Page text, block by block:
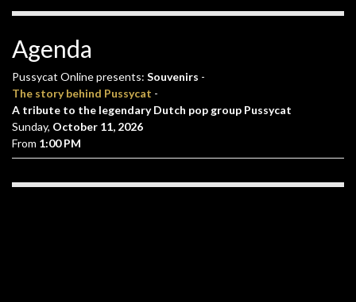
Agenda
Pussycat Online presents: Souvenirs -
The story behind Pussycat -
A tribute to the legendary Dutch pop group Pussycat
Sunday, October 11, 2026
From 1:00 PM